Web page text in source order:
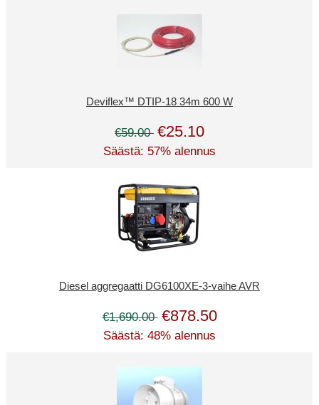
Deviflex™ DTIP-18 34m 600 W
€59.00 €25.10
Säästä: 57% alennus
Diesel aggregaatti DG6100XE-3-vaihe AVR
€1,690.00 €878.50
Säästä: 48% alennus